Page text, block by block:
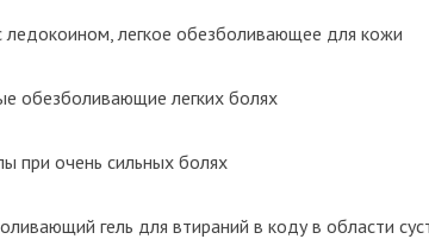
ледокоином, легкое обезболивающее для кожи
обезболивающие легких болях
при очень сильных болях
гель для втираний в коду в области